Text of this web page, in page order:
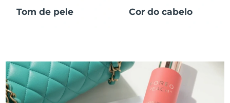
Tom de pele Cor do cabelo